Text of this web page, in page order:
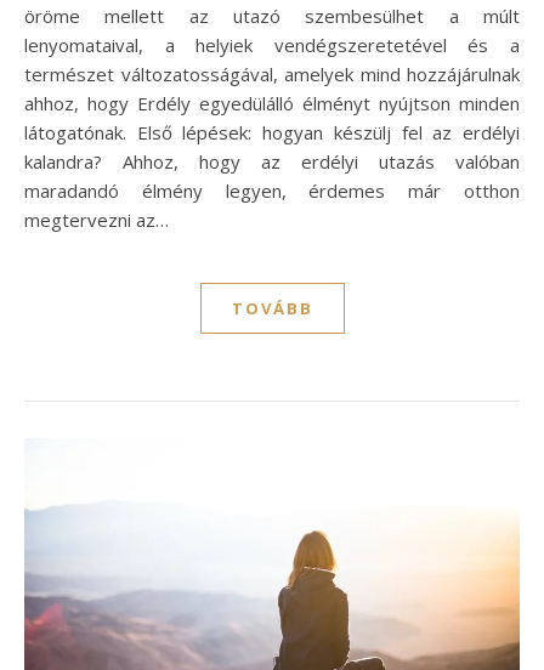
öröme mellett az utazó szembesülhet a múlt
lenyomataival, a helyiek vendégszeretetével és a
természet változatosságával, amelyek mind hozzájárulnak
ahhoz, hogy Erdély egyedülálló élményt nyújtson minden
látogatónak. Első lépések: hogyan készülj fel az erdélyi
kalandra? Ahhoz, hogy az erdélyi utazás valóban
maradandó élmény legyen, érdemes már otthon
megtervezni az…
TOVÁBB